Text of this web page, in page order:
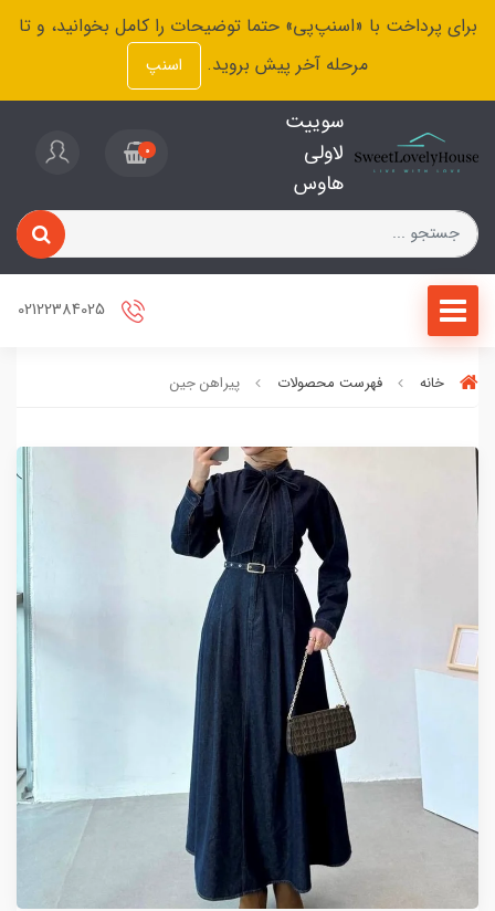
برای پرداخت با «اسنپ‌پی» حتما توضیحات را کامل بخوانید، و تا
مرحله آخر پیش بروید.
اسنپ
سوییت
لاولی
هاوس
0
خانه فهرست محصولات پیراهن جین